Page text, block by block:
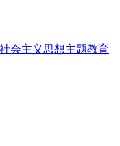
会主义思想主题教育